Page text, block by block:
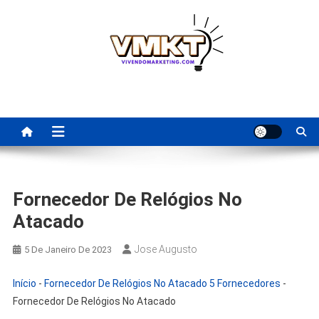
Para Revenda | Vivendo
Marketing
Fornecedor De Relógios No
Atacado
5 De Janeiro De 2023 Jose Augusto
Início - Fornecedor De Relógios No Atacado 5 Fornecedores -
Fornecedor De Relógios No Atacado